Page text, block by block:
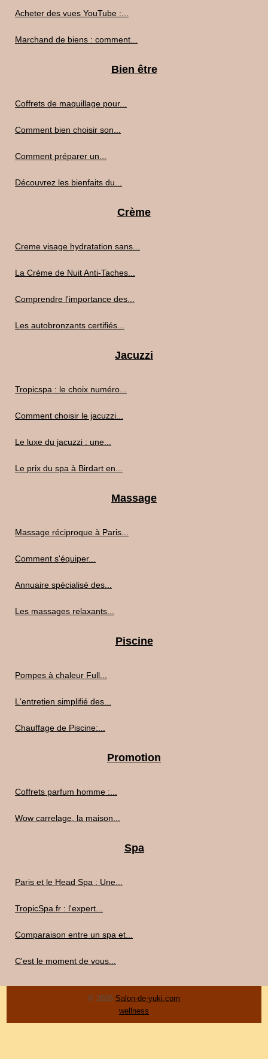
Acheter des vues YouTube :...
Marchand de biens : comment...
Bien être
Coffrets de maquillage pour...
Comment bien choisir son...
Comment préparer un...
Découvrez les bienfaits du...
Crème
Creme visage hydratation sans...
La Crème de Nuit Anti-Taches...
Comprendre l'importance des...
Les autobronzants certifiés...
Jacuzzi
Tropicspa : le choix numéro...
Comment choisir le jacuzzi...
Le luxe du jacuzzi : une...
Le prix du spa à Birdart en...
Massage
Massage réciproque à Paris...
Comment s'équiper...
Annuaire spécialisé des...
Les massages relaxants...
Piscine
Pompes à chaleur Full...
L'entretien simplifié des...
Chauffage de Piscine:...
Promotion
Coffrets parfum homme :...
Wow carrelage, la maison...
Spa
Paris et le Head Spa : Une...
TropicSpa.fr : l'expert...
Comparaison entre un spa et...
C'est le moment de vous...
© 2026 Salon-de-yuki.com
wellness